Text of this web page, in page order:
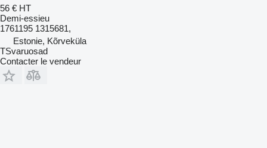
56 € HT
Demi-essieu
1761195 1315681,
Estonie, Kõrveküla
TSvaruosad
Contacter le vendeur